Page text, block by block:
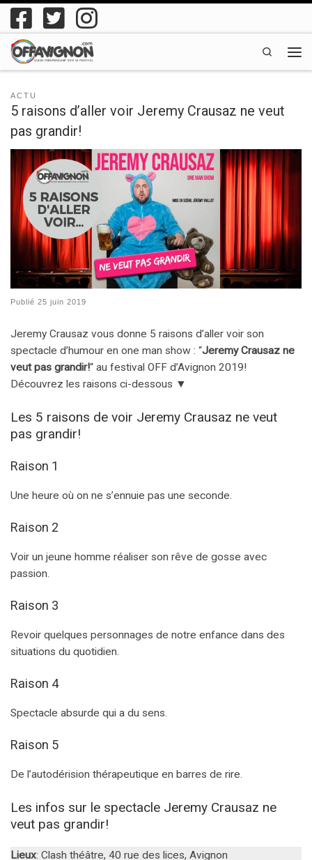
Passer au contenu
Search
ACTU
5 raisons d’aller voir Jeremy Crausaz ne veut
pas grandir!
Publié 25 juin 2019
Jeremy Crausaz vous donne 5 raisons d’aller voir son
spectacle d’humour en one man show : “Jeremy Crausaz ne
veut pas grandir!“ au festival OFF d’Avignon 2019!
Découvrez les raisons ci-dessous ▼
Les 5 raisons de voir Jeremy Crausaz ne veut
pas grandir!
Raison 1
Une heure où on ne s’ennuie pas une seconde.
Raison 2
Voir un jeune homme réaliser son rêve de gosse avec
passion.
Raison 3
Revoir quelques personnages de notre enfance dans des
situations du quotidien.
Raison 4
Spectacle absurde qui a du sens.
Raison 5
De l’autodérision thérapeutique en barres de rire.
Les infos sur le spectacle Jeremy Crausaz ne
veut pas grandir!
Lieux: Clash théâtre, 40 rue des lices, Avignon